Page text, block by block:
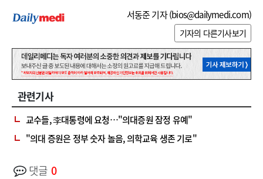
서동준 기자 (bios@dailymedi.com)
기자의 다른기사보기
관련기사
교수들, 李대통령에 요청…"의대증원 잠정 유예"
"의대 증원은 정부 숫자 놀음, 의학교육 생존 기로"
댓글 0